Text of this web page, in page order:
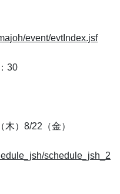
event/evtIndex.jsf
30
）8/22（金）
schedule_jsh_2